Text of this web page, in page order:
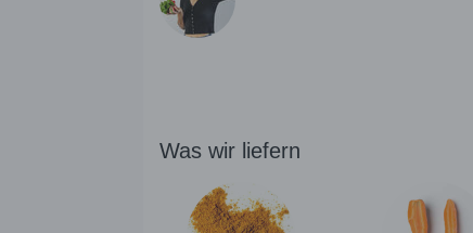
Was wir liefern